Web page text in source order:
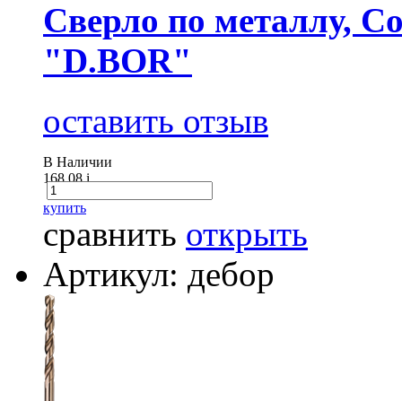
Сверло по металлу,
"D.BOR"
оставить отзыв
В Наличии
168.08i
купить
сравнить открыть
Артикул: дебор